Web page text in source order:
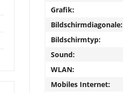
Grafik:
Bildschirmdiagonale:
Bildschirmtyp:
Sound:
WLAN:
Mobiles Internet: